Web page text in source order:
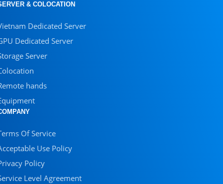
& COLOCATION
Dedicated Server
Dedicated Server
Server
hands
Of Service
Use Policy
Policy
Level Agreement